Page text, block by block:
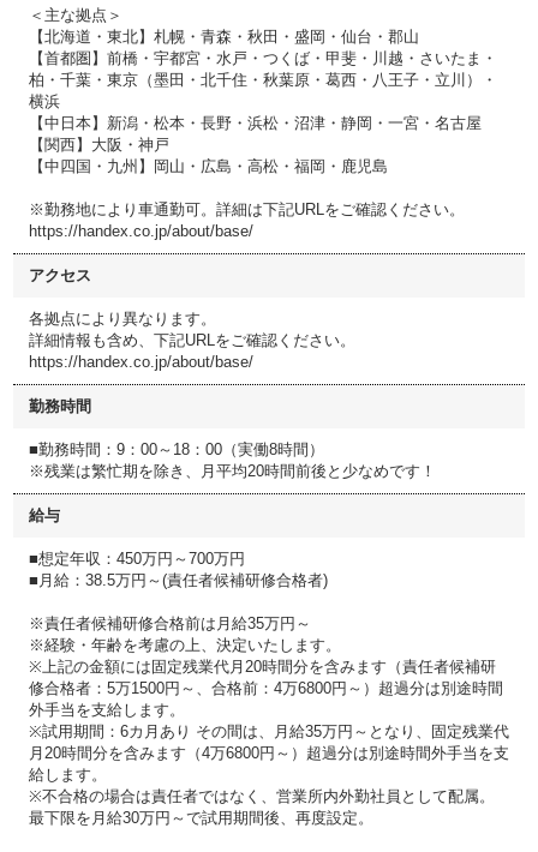
＜主な拠点＞
【北海道・東北】札幌・青森・秋田・盛岡・仙台・郡山
【首都圏】前橋・宇都宮・水戸・つくば・甲斐・川越・さいたま・
柏・千葉・東京（墨田・北千住・秋葉原・葛西・八王子・立川）・
横浜
【中日本】新潟・松本・長野・浜松・沼津・静岡・一宮・名古屋
【関西】大阪・神戸
【中四国・九州】岡山・広島・高松・福岡・鹿児島
※勤務地により車通勤可。詳細は下記URLをご確認ください。
https://handex.co.jp/about/base/
アクセス
各拠点により異なります。
詳細情報も含め、下記URLをご確認ください。
https://handex.co.jp/about/base/
勤務時間
■勤務時間：9：00～18：00（実働8時間）
※残業は繁忙期を除き、月平均20時間前後と少なめです！
給与
■想定年収：450万円～700万円
■月給：38.5万円～(責任者候補研修合格者)
※責任者候補研修合格前は月給35万円～
※経験・年齢を考慮の上、決定いたします。
※上記の金額には固定残業代月20時間分を含みます（責任者候補研
修合格者：5万1500円～、合格前：4万6800円～）超過分は別途時間
外手当を支給します。
※試用期間：6カ月あり その間は、月給35万円～となり、固定残業代
月20時間分を含みます（4万6800円～）超過分は別途時間外手当を支
給します。
※不合格の場合は責任者ではなく、営業所内外勤社員として配属。
最下限を月給30万円～で試用期間後、再度設定。